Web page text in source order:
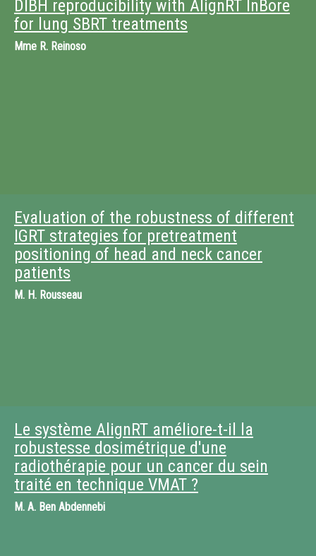
DIBH reproducibility with AlignRT InBore
for lung SBRT treatments
Mme R. Reinoso
Evaluation of the robustness of different
IGRT strategies for pretreatment
positioning of head and neck cancer
patients
M. H. Rousseau
Le système AlignRT améliore-t-il la
robustesse dosimétrique d'une
radiothérapie pour un cancer du sein
traité en technique VMAT ?
M. A. Ben Abdennebi